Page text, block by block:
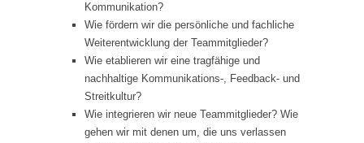
Kommunikation?
Wie fördern wir die persönliche und fachliche
Weiterentwicklung der Teammitglieder?
Wie etablieren wir eine tragfähige und
nachhaltige Kommunikations-, Feedback- und
Streitkultur?
Wie integrieren wir neue Teammitglieder? Wie
gehen wir mit denen um, die uns verlassen